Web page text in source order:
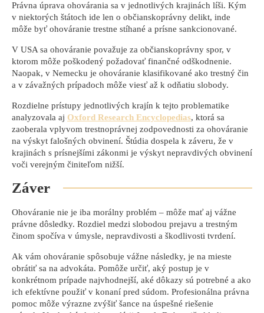
Právna úprava ohovárania sa v jednotlivých krajinách líši. Kým
v niektorých štátoch ide len o občianskoprávny delikt, inde
môže byť ohováranie trestne stíhané a prísne sankcionované.
V USA sa ohováranie považuje za občianskoprávny spor, v
ktorom môže poškodený požadovať finančné odškodnenie.
Naopak, v Nemecku je ohováranie klasifikované ako trestný čin
a v závažných prípadoch môže viesť až k odňatiu slobody.
Rozdielne prístupy jednotlivých krajín k tejto problematike
analyzovala aj Oxford Research Encyclopedias, ktorá sa
zaoberala vplyvom trestnoprávnej zodpovednosti za ohováranie
na výskyt falošných obvinení. Štúdia dospela k záveru, že v
krajinách s prísnejšími zákonmi je výskyt nepravdivých obvinení
voči verejným činiteľom nižší.
Záver
Ohováranie nie je iba morálny problém – môže mať aj vážne
právne dôsledky. Rozdiel medzi slobodou prejavu a trestným
činom spočíva v úmysle, nepravdivosti a škodlivosti tvrdení.
Ak vám ohováranie spôsobuje vážne následky, je na mieste
obrátiť sa na advokáta. Pomôže určiť, aký postup je v
konkrétnom prípade najvhodnejší, aké dôkazy sú potrebné a ako
ich efektívne použiť v konaní pred súdom. Profesionálna právna
pomoc môže výrazne zvýšiť šance na úspešné riešenie